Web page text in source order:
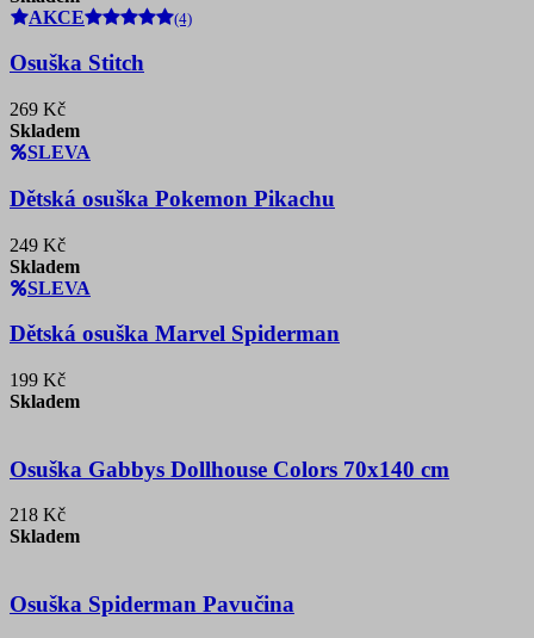
AKCE
(4)
Osuška Stitch
269 Kč
Skladem
SLEVA
Dětská osuška Pokemon Pikachu
249 Kč
Skladem
SLEVA
Dětská osuška Marvel Spiderman
199 Kč
Skladem
Osuška Gabbys Dollhouse Colors 70x140 cm
218 Kč
Skladem
Osuška Spiderman Pavučina